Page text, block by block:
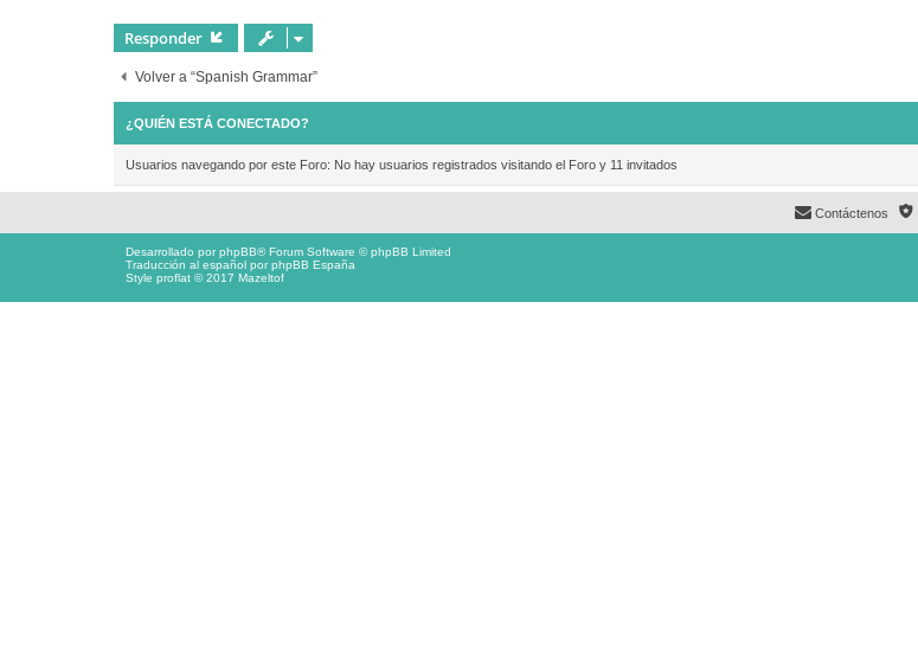
Responder
Volver a “Spanish Grammar”
¿QUIÉN ESTÁ CONECTADO?
Usuarios navegando por este Foro: No hay usuarios registrados visitando el Foro y 11 invitados
Contáctenos
Desarrollado porphpBB® Forum Software © phpBB Limited
Traducción al español porphpBB España
Style proflat © 2017 Mazeltof